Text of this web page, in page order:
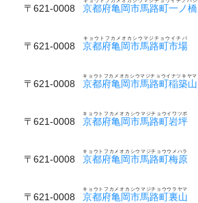
〒621-0008 京都府亀岡市馬路町一ノ橋
〒621-0008 京都府亀岡市馬路町市場
キョウトフカメオカシウマジチョウイチバ
〒621-0008 京都府亀岡市馬路町稲築山
キョウトフカメオカシウマジチョウイナツキヤマ
〒621-0008 京都府亀岡市馬路町岩坪
キョウトフカメオカシウマジチョウイワツボ
〒621-0008 京都府亀岡市馬路町梅原
キョウトフカメオカシウマジチョウウメハラ
〒621-0008 京都府亀岡市馬路町裏山
キョウトフカメオカシウマジチョウウラヤマ